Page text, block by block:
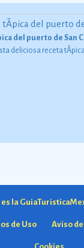
del puerto de San
deliciosa receta
es la
de Uso Aviso